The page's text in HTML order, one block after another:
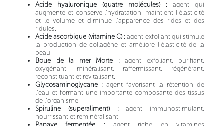
Acide hyaluronique (quatre molécules) : agent qui
augmente et conserve l’hydratation, maintient l’élasticité
et le volume et diminue l’apparence des rides et des
ridules.
Acide ascorbique (vitamine C) :agent exfoliant qui stimule
la production de collagène et améliore l’élasticité de la
peau.
Boue de la mer Morte :agent exfoliant, purifiant,
oxygénant, minéralisant, raffermissant, régénérant,
reconstituant et revitalisant.
Glycosaminoglycane : agent favorisant la rétention de
l’eau et formant une importante composante des tissus
de l’organisme.
Spiruline (superaliment) :agent immunostimulant,
nourrissant et reminéralisant.
Papaye fermentée : agent riche en vitamines